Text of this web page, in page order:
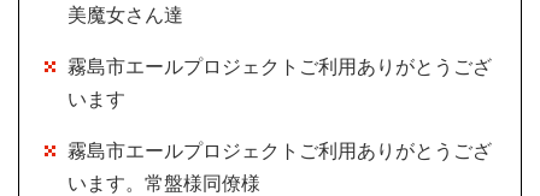
美魔女さん達
霧島市エールプロジェクトご利用ありがとうござ
います
霧島市エールプロジェクトご利用ありがとうござ
います。常盤様同僚様